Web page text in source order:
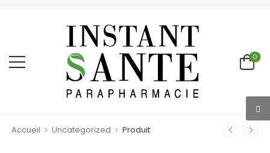
0
Accueil > Uncategorized > Produit